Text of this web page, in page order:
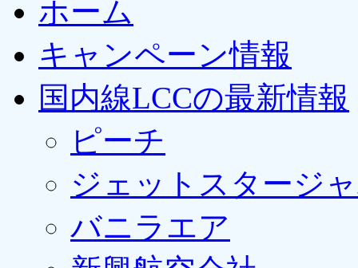
ホーム
キャンペーン情報
国内線LCCの最新情報
ピーチ
ジェットスタージ
バニラエア